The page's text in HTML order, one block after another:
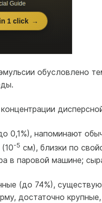
обусловлено
0,1%), напоминают
-5 см), близки по
в паровой машине;
(до 74%),
достаточно